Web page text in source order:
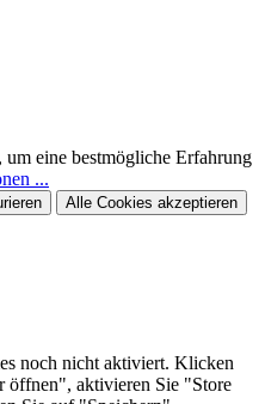
eine bestmögliche Erfahrung
...
Alle Cookies akzeptieren
noch nicht aktiviert. Klicken
öffnen", aktivieren Sie "Store